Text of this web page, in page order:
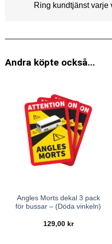
Ring kundtjänst varje
Andra köpte också...
Angles Morts dekal 3 pack
för bussar – (Döda vinkeln)
129,00 kr